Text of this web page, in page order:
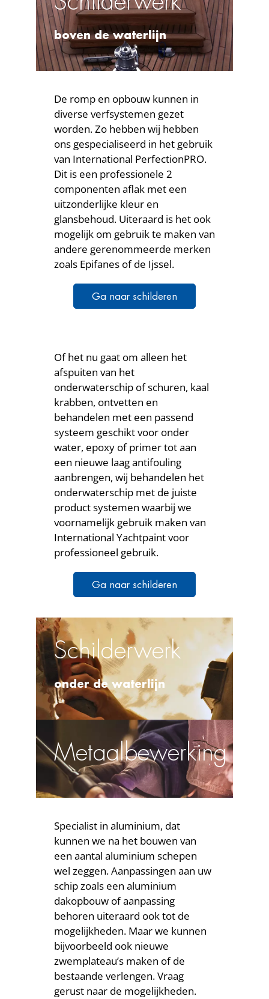
Contact
boven de waterlijn
De romp en opbouw kunnen in
diverse verfsystemen gezet
worden. Zo hebben wij hebben
ons gespecialiseerd in het gebruik
van International PerfectionPRO.
Dit is een professionele 2
componenten aflak met een
uitzonderlijke kleur en
glansbehoud. Uiteraard is het ook
mogelijk om gebruik te maken van
andere gerenommeerde merken
zoals Epifanes of de Ijssel.
Ga naar schilderen
Of het nu gaat om alleen het
afspuiten van het
onderwaterschip of schuren, kaal
krabben, ontvetten en
behandelen met een passend
systeem geschikt voor onder
water, epoxy of primer tot aan
een nieuwe laag antifouling
aanbrengen, wij behandelen het
onderwaterschip met de juiste
product systemen waarbij we
voornamelijk gebruik maken van
International Yachtpaint voor
professioneel gebruik.
Ga naar schilderen
Schilderwerk
onder de waterlijn
Metaalbewerking
Specialist in aluminium, dat
kunnen we na het bouwen van
een aantal aluminium schepen
wel zeggen. Aanpassingen aan uw
schip zoals een aluminium
dakopbouw of aanpassing
behoren uiteraard ook tot de
mogelijkheden. Maar we kunnen
bijvoorbeeld ook nieuwe
zwemplateau’s maken of de
bestaande verlengen. Vraag
gerust naar de mogelijkheden.